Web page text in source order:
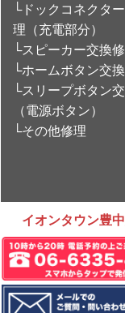
イオンタウン豊
└ドックコネクタ
理（充電部分）
└スピーカー交換
└ホームボタン交
└スリープボタン
（電源ボタン）
└その他修理
Copyright ©